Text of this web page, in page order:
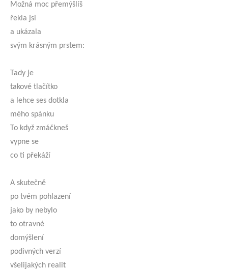
Možná moc přemýšlíš
řekla jsi
a ukázala
svým krásným prstem:
Tady je
takové tlačítko
a lehce ses dotkla
mého spánku
To když zmáčkneš
vypne se
co ti překáží
A skutečně
po tvém pohlazení
jako by nebylo
to otravné
domýšlení
podivných verzí
všelijakých realit